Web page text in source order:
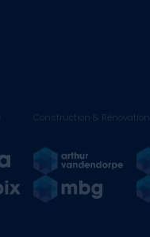
Construction & Rénovation